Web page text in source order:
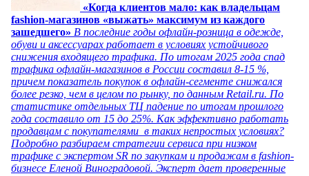
«Когда клиентов мало: как владельцам
fashion-магазинов «выжать» максимум из каждого
зашедшего» В последние годы офлайн-розница в одежде,
обуви и аксессуарах работает в условиях устойчивого
снижения входящего трафика. По итогам 2025 года спад
трафика офлайн-магазинов в России составил 8-15 %,
причем показатель покупок в офлайн-сегменте снижался
более резко, чем в целом по рынку, по данным Retail.ru. По
статистике отдельных ТЦ падение по итогам прошлого
года составило от 15 до 25%. Как эффективно работать
продавцам с покупателями в таких непростых условиях?
Подробно разбираем стратегии сервиса при низком
трафике с экспертом SR по закупкам и продажам в fashion-
бизнесе Еленой Виноградовой. Эксперт дает проверенные